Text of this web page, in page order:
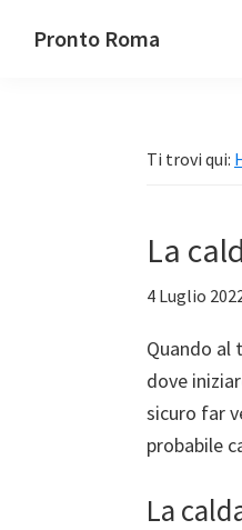
Pronto Roma
Ti trovi qui:
La
4 Luglio
Quando al
dove
sicuro far
probabile
La